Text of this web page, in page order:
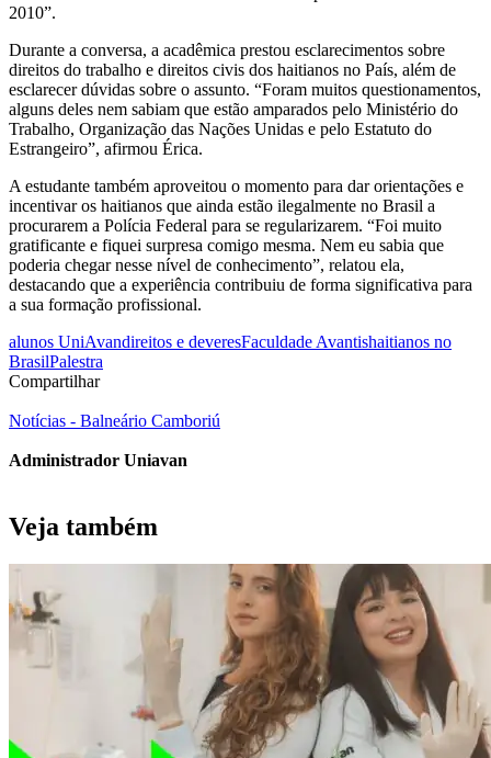
2010”.
Durante a conversa, a acadêmica prestou esclarecimentos sobre
direitos do trabalho e direitos civis dos haitianos no País, além de
esclarecer dúvidas sobre o assunto. “Foram muitos questionamentos,
alguns deles nem sabiam que estão amparados pelo Ministério do
Trabalho, Organização das Nações Unidas e pelo Estatuto do
Estrangeiro”, afirmou Érica.
A estudante também aproveitou o momento para dar orientações e
incentivar os haitianos que ainda estão ilegalmente no Brasil a
procurarem a Polícia Federal para se regularizarem. “Foi muito
gratificante e fiquei surpresa comigo mesma. Nem eu sabia que
poderia chegar nesse nível de conhecimento”, relatou ela,
destacando que a experiência contribuiu de forma significativa para
a sua formação profissional.
alunos UniAvandireitos e deveresFaculdade Avantishaitianos no
BrasilPalestra
Compartilhar
Notícias - Balneário Camboriú
Administrador Uniavan
Veja também